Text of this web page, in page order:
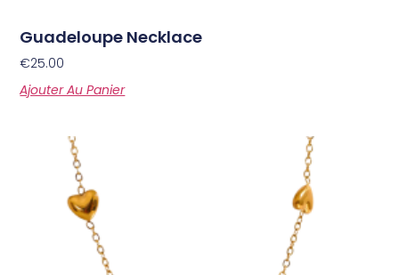
Guadeloupe Necklace
€25.00
Ajouter Au Panier